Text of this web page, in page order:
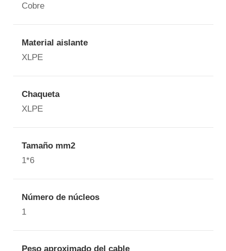
Cobre
Material aislante
XLPE
Chaqueta
XLPE
Tamaño mm2
1*6
Número de núcleos
1
Peso aproximado del cable